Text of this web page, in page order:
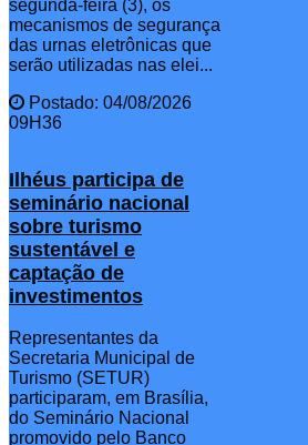
segunda-feira (3), os
mecanismos de segurança
das urnas eletrônicas que
serão utilizadas nas elei...
Postado: 04/08/2026
09H36
Ilhéus participa de
seminário nacional
sobre turismo
sustentável e
captação de
investimentos
Representantes da
Secretaria Municipal de
Turismo (SETUR)
participaram, em Brasília,
do Seminário Nacional
promovido pelo Banco